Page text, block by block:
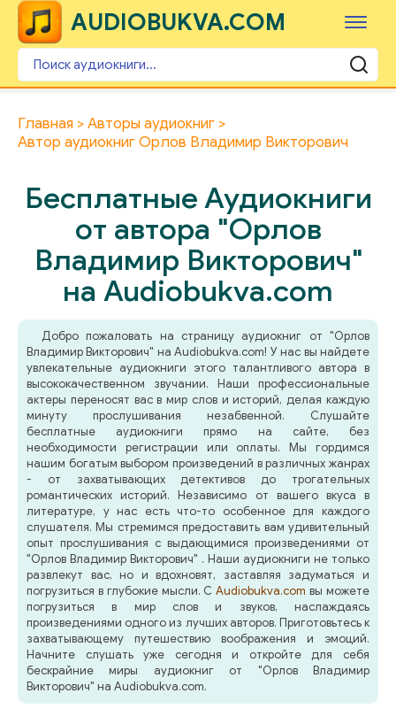
AUDIOBUKVA.COM
Главная
Авторы аудиокниг
Автор аудиокниг Орлов Владимир Викторович
Бесплатные Аудиокниги
от автора "Орлов
Владимир Викторович"
на Audiobukva.com
Добро пожаловать на страницу аудиокниг от "Орлов
Владимир Викторович" на Audiobukva.com! У нас вы найдете
увлекательные аудиокниги этого талантливого автора в
высококачественном звучании. Наши профессиональные
актеры переносят вас в мир слов и историй, делая каждую
минуту прослушивания незабвенной. Слушайте
бесплатные аудиокниги прямо на сайте, без
необходимости регистрации или оплаты. Мы гордимся
нашим богатым выбором произведений в различных жанрах
- от захватывающих детективов до трогательных
романтических историй. Независимо от вашего вкуса в
литературе, у нас есть что-то особенное для каждого
слушателя. Мы стремимся предоставить вам удивительный
опыт прослушивания с выдающимися произведениями от
"Орлов Владимир Викторович" . Наши аудиокниги не только
развлекут вас, но и вдохновят, заставляя задуматься и
погрузиться в глубокие мысли. СAudiobukva.com вы можете
погрузиться в мир слов и звуков, наслаждаясь
произведениями одного из лучших авторов. Приготовьтесь к
захватывающему путешествию воображения и эмоций.
Начните слушать уже сегодня и откройте для себя
бескрайние миры аудиокниг от "Орлов Владимир
Викторович" на Audiobukva.com.